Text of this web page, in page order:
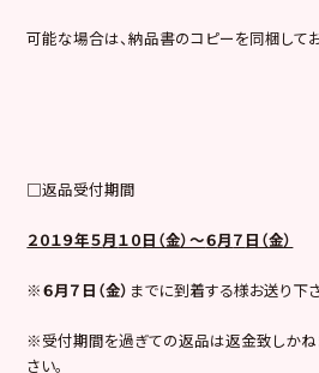
可能な場合は、納品書のコピーを同梱して
□返品受付期間
２０１９年５月１０日（金）～６月７ 日（金）
※６月７ 日（金） までに到着する様お送り下さ
※受付期間を過ぎての返品は返金致しかね
さい。